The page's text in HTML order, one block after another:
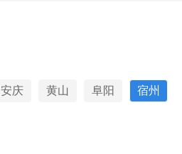
安庆 黄山 阜阳 宿州